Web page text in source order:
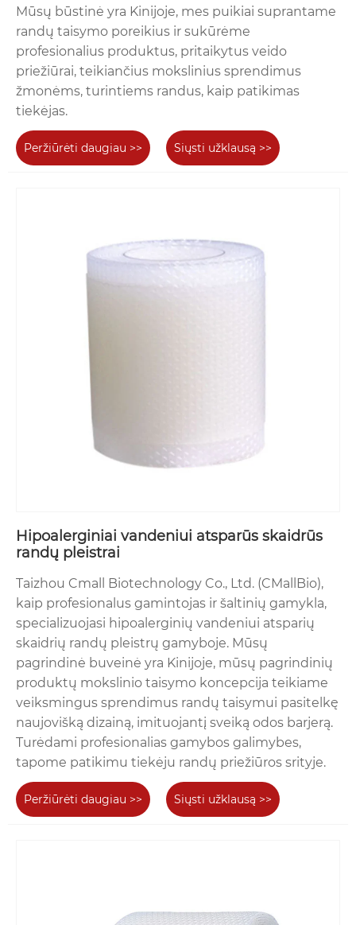
Mūsų būstinė yra Kinijoje, mes puikiai suprantame
randų taisymo poreikius ir sukūrėme
profesionalius produktus, pritaikytus veido
priežiūrai, teikiančius mokslinius sprendimus
žmonėms, turintiems randus, kaip patikimas
tiekėjas.
Peržiūrėti daugiau >> Siųsti užklausą >>
Hipoalerginiai vandeniui atsparūs skaidrūs
randų pleistrai
Taizhou Cmall Biotechnology Co., Ltd. (CMallBio),
kaip profesionalus gamintojas ir šaltinių gamykla,
specializuojasi hipoalerginių vandeniui atsparių
skaidrių randų pleistrų gamyboje. Mūsų
pagrindinė buveinė yra Kinijoje, mūsų pagrindinių
produktų mokslinio taisymo koncepcija teikiame
veiksmingus sprendimus randų taisymui pasitelkę
naujovišką dizainą, imituojantį sveiką odos barjerą.
Turėdami profesionalias gamybos galimybes,
tapome patikimu tiekėju randų priežiūros srityje.
Peržiūrėti daugiau >> Siųsti užklausą >>